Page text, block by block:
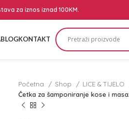
za iznos iznad 100KM.
BLOGKONTAKT
Početna Shop LICE & TIJELO
Četka za šamponiranje kose i